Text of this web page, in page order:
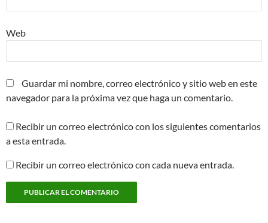
Web
Guardar mi nombre, correo electrónico y sitio web en este
navegador para la próxima vez que haga un comentario.
Recibir un correo electrónico con los siguientes comentarios
a esta entrada.
Recibir un correo electrónico con cada nueva entrada.